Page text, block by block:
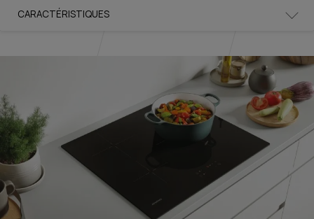
CARACTÉRISTIQUES